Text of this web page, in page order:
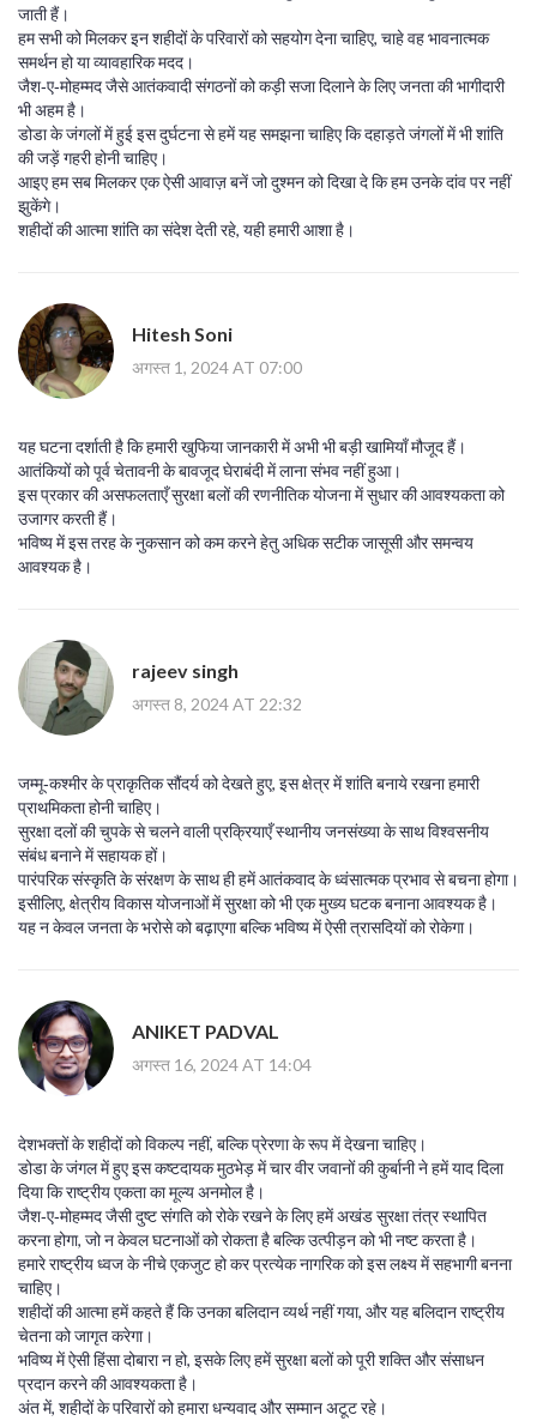
जाती हैं।
हम सभी को मिलकर इन शहीदों के परिवारों को सहयोग देना चाहिए, चाहे वह भावनात्मक
समर्थन हो या व्यावहारिक मदद।
जैश‑ए‑मोहम्मद जैसे आतंकवादी संगठनों को कड़ी सजा दिलाने के लिए जनता की भागीदारी
भी अहम है।
डोडा के जंगलों में हुई इस दुर्घटना से हमें यह समझना चाहिए कि दहाड़ते जंगलों में भी शांति
की जड़ें गहरी होनी चाहिए।
आइए हम सब मिलकर एक ऐसी आवाज़ बनें जो दुश्मन को दिखा दे कि हम उनके दांव पर नहीं
झुकेंगे।
शहीदों की आत्मा शांति का संदेश देती रहे, यही हमारी आशा है।
Hitesh Soni
अगस्त 1, 2024 AT 07:00
यह घटना दर्शाती है कि हमारी खुफिया जानकारी में अभी भी बड़ी खामियाँ मौजूद हैं।
आतंकियों को पूर्व चेतावनी के बावजूद घेराबंदी में लाना संभव नहीं हुआ।
इस प्रकार की असफलताएँ सुरक्षा बलों की रणनीतिक योजना में सुधार की आवश्यकता को
उजागर करती हैं।
भविष्य में इस तरह के नुकसान को कम करने हेतु अधिक सटीक जासूसी और समन्वय
आवश्यक है।
rajeev singh
अगस्त 8, 2024 AT 22:32
जम्मू‑कश्मीर के प्राकृतिक सौंदर्य को देखते हुए, इस क्षेत्र में शांति बनाये रखना हमारी
प्राथमिकता होनी चाहिए।
सुरक्षा दलों की चुपके से चलने वाली प्रक्रियाएँ स्थानीय जनसंख्या के साथ विश्वसनीय
संबंध बनाने में सहायक हों।
पारंपरिक संस्कृति के संरक्षण के साथ ही हमें आतंकवाद के ध्वंसात्मक प्रभाव से बचना होगा।
इसीलिए, क्षेत्रीय विकास योजनाओं में सुरक्षा को भी एक मुख्य घटक बनाना आवश्यक है।
यह न केवल जनता के भरोसे को बढ़ाएगा बल्कि भविष्य में ऐसी त्रासदियों को रोकेगा।
ANIKET PADVAL
अगस्त 16, 2024 AT 14:04
देशभक्तों के शहीदों को विकल्प नहीं, बल्कि प्रेरणा के रूप में देखना चाहिए।
डोडा के जंगल में हुए इस कष्टदायक मुठभेड़ में चार वीर जवानों की कुर्बानी ने हमें याद दिला
दिया कि राष्ट्रीय एकता का मूल्य अनमोल है।
जैश‑ए‑मोहम्मद जैसी दुष्ट संगति को रोके रखने के लिए हमें अखंड सुरक्षा तंत्र स्थापित
करना होगा, जो न केवल घटनाओं को रोकता है बल्कि उत्पीड़न को भी नष्ट करता है।
हमारे राष्ट्रीय ध्वज के नीचे एकजुट हो कर प्रत्येक नागरिक को इस लक्ष्य में सहभागी बनना
चाहिए।
शहीदों की आत्मा हमें कहते हैं कि उनका बलिदान व्यर्थ नहीं गया, और यह बलिदान राष्ट्रीय
चेतना को जागृत करेगा।
भविष्य में ऐसी हिंसा दोबारा न हो, इसके लिए हमें सुरक्षा बलों को पूरी शक्ति और संसाधन
प्रदान करने की आवश्यकता है।
अंत में, शहीदों के परिवारों को हमारा धन्यवाद और सम्मान अटूट रहे।